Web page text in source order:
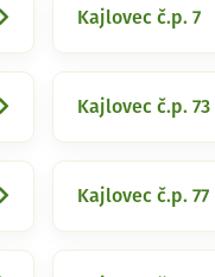
Kajlovec č.p. 7
Kajlovec č.p. 73
Kajlovec č.p. 77